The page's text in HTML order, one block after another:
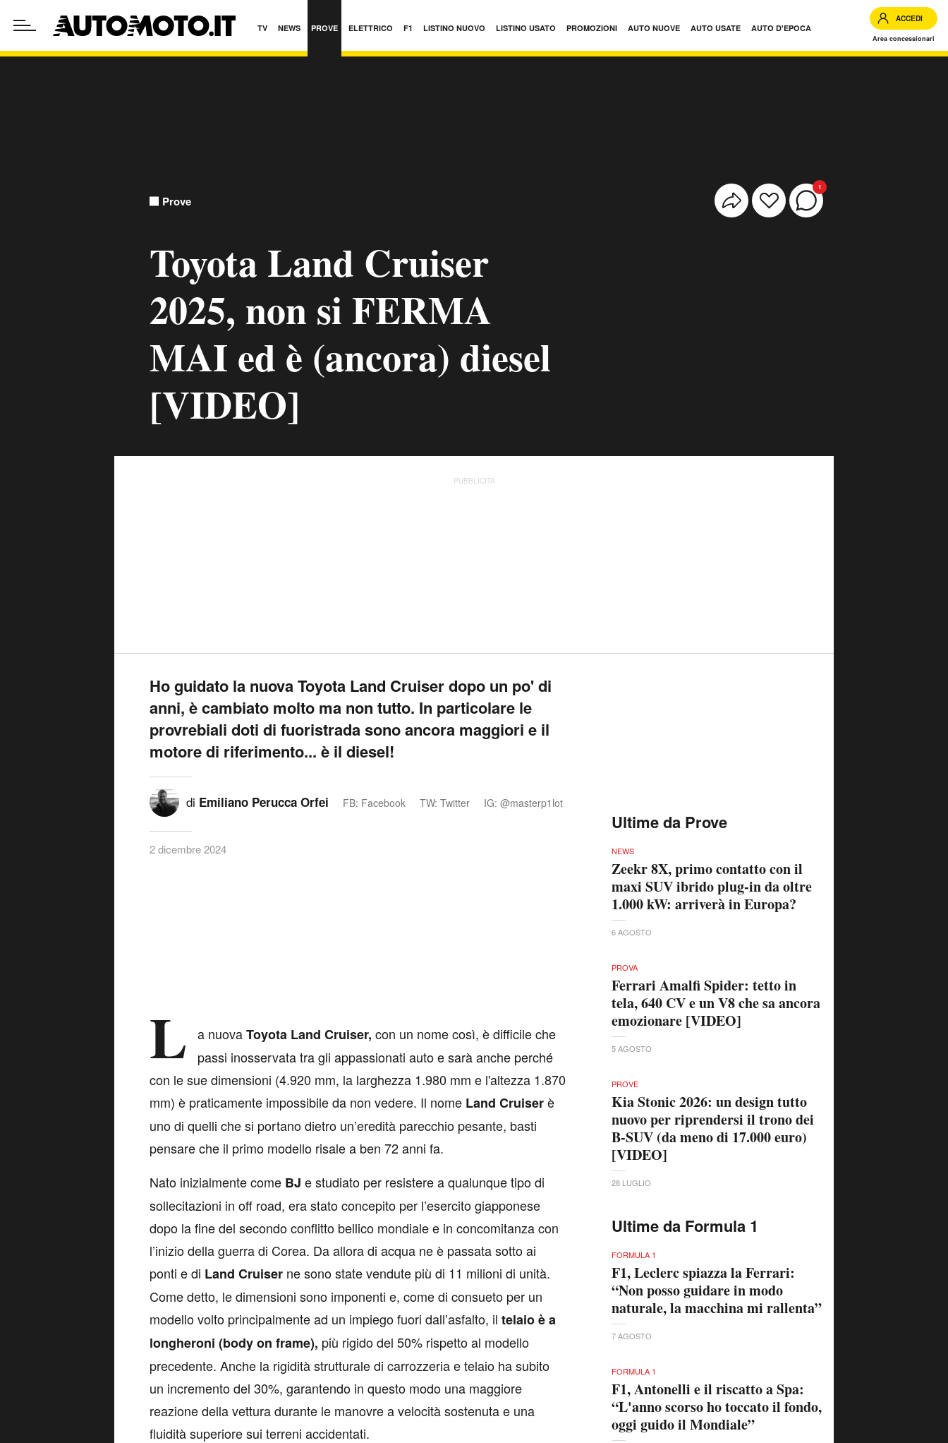
TV NEWS PROVE ELETTRICO F1 LISTINO NUOVO LISTINO USATO PROMOZIONI AUTO NUOVE AUTO USATE AUTO D'EPOCA
ACCEDI
Area concessionari
Prove
Toyota Land Cruiser
2025, non si FERMA
MAI ed è (ancora) diesel
[VIDEO]
1
PUBBLICITÀ
Ho guidato la nuova Toyota Land Cruiser dopo un po' di
anni, è cambiato molto ma non tutto. In particolare le
provrebiali doti di fuoristrada sono ancora maggiori e il
motore di riferimento... è il diesel!
di Emiliano Perucca Orfei FB: Facebook TW: Twitter IG: @masterp1lot
2 dicembre 2024
L a nuovaToyota Land Cruiser, con un nome così, è difficile che
passi inosservata tra gli appassionati auto e sarà anche perché
con le sue dimensioni (4.920 mm, la larghezza 1.980 mm e l'altezza 1.870
mm) è praticamente impossibile da non vedere. Il nome Land Cruiserè
uno di quelli che si portano dietro un’eredità parecchio pesante, basti
pensare che il primo modello risale a ben 72 anni fa.
Nato inizialmente come BJ e studiato per resistere a qualunque tipo di
sollecitazioni in off road, era stato concepito per l’esercito giapponese
dopo la fine del secondo conflitto bellico mondiale e in concomitanza con
l’inizio della guerra di Corea. Da allora di acqua ne è passata sotto ai
ponti e di Land Cruiser ne sono state vendute più di 11 milioni di unità.
Come detto, le dimensioni sono imponenti e, come di consueto per un
modello volto principalmente ad un impiego fuori dall’asfalto, il telaio è a
longheroni (body on frame), più rigido del 50% rispetto al modello
precedente. Anche la rigidità strutturale di carrozzeria e telaio ha subito
un incremento del 30%, garantendo in questo modo una maggiore
reazione della vettura durante le manovre a velocità sostenuta e una
fluidità superiore sui terreni accidentati.
Ultime da Prove
NEWS
Zeekr 8X, primo contatto con il
maxi SUV ibrido plug-in da oltre
1.000 kW: arriverà in Europa?
6 AGOSTO
PROVA
Ferrari Amalfi Spider: tetto in
tela, 640 CV e un V8 che sa ancora
emozionare [VIDEO]
5 AGOSTO
PROVE
Kia Stonic 2026: un design tutto
nuovo per riprendersi il trono dei
B-SUV (da meno di 17.000 euro)
[VIDEO]
28 LUGLIO
Ultime da Formula 1
FORMULA 1
F1, Leclerc spiazza la Ferrari:
“Non posso guidare in modo
naturale, la macchina mi rallenta”
7 AGOSTO
FORMULA 1
F1, Antonelli e il riscatto a Spa:
“L'anno scorso ho toccato il fondo,
oggi guido il Mondiale”